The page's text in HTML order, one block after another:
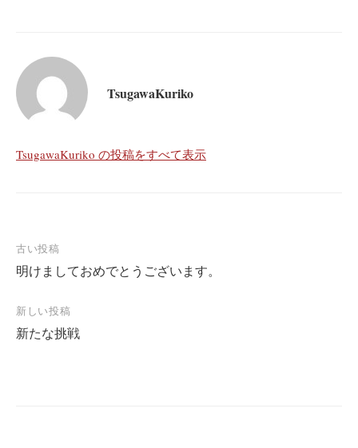
TsugawaKuriko
TsugawaKuriko の投稿をすべて表示
投
稿
ナ
ビ
古い投稿
明けましておめでとうございます。
新しい投稿
新たな挑戦